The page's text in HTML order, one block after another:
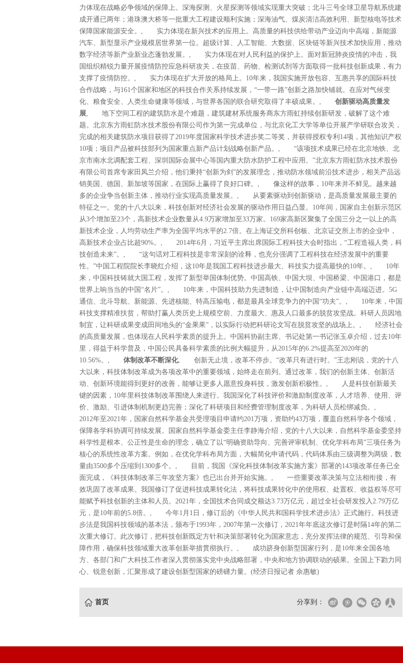
力体现在战略必争领域的保障上。深海探测、火星探测等领域实现重大突破；北斗三号全球卫星导航系统建
成开通已两年；港珠澳大桥等一批重大工程建设顺利实施；深海油气、煤炭清洁高效利用、新型核电等技术
保障国家能源安全。, 实力体现在新兴技术的应用上。高质量的科技供给带动产业迈向中高端，新能源
汽车、新型显示产业规模居世界第一位。超级计算、人工智能、大数据、区块链等新兴技术加快应用，推动
数字经济等新产业新业态蓬勃发展。, 实力体现在对人民利益的保护上。面对新冠肺炎疫情的冲击，我
国组织精锐力量开展疫情防控应急科研攻关，在疫苗、药物、检测试剂等方面取得一批科技创新成果，有力
支撑了疫情防控。, 实力体现在扩大开放的格局上。10年来，我国实施开放包容、互惠共享的国际科技
合作战略，与161个国家和地区的科技合作关系持续发展，“一带一路”创新之路加快铺就。在应对气候变
化、粮食安全、人类生命健康等领域，与世界各国的联合研究取得了丰硕成果。, 创新驱动高质量发
展, 地下空间工程的建筑防水是个难题，建筑建材系统服务商东方雨虹持续创新研发，破解了这个难
题。北京东方雨虹防水技术股份有限公司作为第一完成单位，与北京化工大学等单位开展产学研联合攻关，
完成的相关建筑防水项目获得了2019年度国家科学技术进步奖二等奖，并获得授权专利14项，其他知识产权
10项；项目产品被科技部列为国家重点新产品计划战略创新产品。, “该项技术成果已经在北京地铁、北
京市南水北调配套工程、深圳国际会展中心等国内重大防水防护工程中应用。”北京东方雨虹防水技术股份
有限公司首席专家田凤兰介绍，他们秉持“创新为剑”的发展理念，推动防水领域前沿技术进步，相关产品远
销美国、德国、新加坡等国家，在国际上赢得了良好口碑。, 像这样的故事，10年来并不鲜见。越来越
多的企业争当创新主体，推动行业实现高质量发展。, 从要素驱动到创新驱动，是高质量发展最主要的
特征之一。党的十八大以来，科技创新对经济社会发展的驱动作用日益凸显。10年间，国家自主创新示范区
从3个增加至23个，高新技术企业数量从4.9万家增加至33万家。169家高新区聚集了全国三分之一以上的高
新技术企业，人均劳动生产率为全国平均水平的2.7倍。在上海证交所科创板、北京证交所上市的企业中，
高新技术企业占比超90%。, 2014年6月，习近平主席出席国际工程科技大会时指出，“工程造福人类，科
技创造未来”。, “这句话对工程科技是非常深刻的诠释，也充分强调了工程科技在经济发展中的重要
性。”中国工程院院长李晓红介绍，这10年是我国工程科技进步最大、科技实力提高最快的10年。, 10年
来，中国科技铸就大国工程，发挥了新型举国体制优势。中国高铁、中国大坝、中国桥梁、中国港口，都是
世界上响当当的中国“名片”。, 10年来，中国科技助力先进制造，让中国制造向产业链中高端迈进。5G
通信、北斗导航、新能源、先进核能、特高压输电，都是最具全球竞争力的中国“功夫”。, 10年来，中国
科技支撑精准扶贫，帮助打赢人类历史上规模空前、力度最大、惠及人口最多的脱贫攻坚战。科研人员因地
制宜，让科研成果变成田间地头的“金果果”，以实际行动把科研论文写在脱贫攻坚的战场上。, 经济社会
的高质量发展，也体现在人民科学素质的提升上。中国科协副主席、书记处第一书记张玉卓介绍，过去10年
里，得益于科学普及，中国公民具备科学素质的比例大幅提升，从2015年的6.2%提高至2020年的
10.56%。, 体制改革不断深化, 创新无止境，改革不停步。“改革只有进行时。”王志刚说，党的十八
大以来，科技体制改革成为各项改革中的重要领域，始终走在前列。通过改革，我们的创新主体、创新活
动、创新环境能得到更好的改善，能够让更多人愿意投身科技，激发创新积极性。, 人是科技创新最关
键的因素，10年里科技体制改革围绕人来进行。我国深化了科技评价和激励制度改革，人才培养、使用、评
价、激励、引进体制机制更趋完善；深化了科研项目和经费管理制度改革，为科研人员松绑减负。,
2012年至2021年，国家自然科学基金共受理项目申请约201万项，资助约43万项，覆盖自然科学各个领域，
保障各学科协调可持续发展。国家自然科学基金委主任李静海介绍，党的十八大以来，自然科学基金委坚持
科学性是根本、公正性是生命的理念，确立了以“明确资助导向、完善评审机制、优化学科布局”三项任务为
核心的系统性改革方案。例如，在优化学科布局方面，大幅简化申请代码，代码体系由三级调整为两级，数
量由3500多个压缩到1300多个。, 目前，我国《深化科技体制改革实施方案》部署的143项改革任务已全
面完成，《科技体制改革三年攻坚方案》也已出台并开始实施。, 一些重要改革决策与立法相衔接，有
效巩固了改革成果。我国修订了促进科技成果转化法，将科技成果转化中的使用权、处置权、收益权等尽可
能赋予科技创新的主体和人员。2021年，全国技术合同成交额达3.73万亿元，超过全社会研发投入2.79万亿
元，是10年前的5.8倍。, 今年1月1日，修订后的《中华人民共和国科学技术进步法》正式施行。科技进
步法是我国科技领域的基本法，颁布于1993年，2007年第一次修订，2021年年底这次修订是时隔14年的第二
次重大修订。此次修订，把科技创新既定方针和决策部署转化为国家意志，充分发挥法律的规范、引导和保
障作用，确保科技领域重大改革创新举措贯彻执行。, 成功跻身创新型国家行列，是10年来全国各地
方、各部门和广大科技工作者深入贯彻落实党中央战略部署，中央和地方协调联动的硕果。全国上下勠力同
心、锐意创新，汇聚形成了建设创新型国家的磅礴力量。(经济日报记者 佘惠敏)
首页 分享到：